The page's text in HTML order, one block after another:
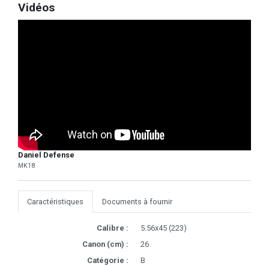
Vidéos
Daniel Defense
MK18
Caractéristiques Documents à fournir
Calibre :
5.56x45 (223)
Canon (cm) :
26
Catégorie :
B